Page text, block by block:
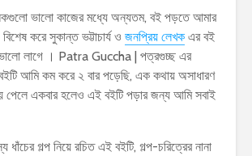
ভালো কাজের মধ্যে অন্যতম, বই পড়তে আমার
করে সুকান্ত ভট্টাচার্য ও জনপ্রিয় লেখক এর বই
লাগে । Patra Guccha | পত্রগুচ্ছ এর
আমি কম করে ২ বার পড়েছি, এক কথায় অসাধারণ
পেলে একবার হলেও এই বইটি পড়ার জন্য আমি সবাই
ধাঁচের গল্প নিয়ে রচিত এই বইটি, গল্প-চরিত্রের নানা